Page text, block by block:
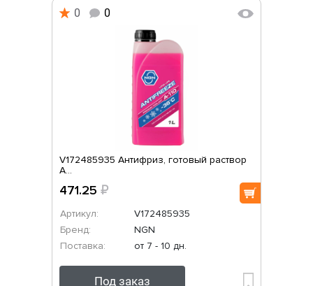
0 0
V172485935 Антифриз, готовый раствор
A...
471.25 ₽
Артикул:
V172485935
Бренд:
NGN
Поставка:
от 7 - 10 дн.
Под заказ